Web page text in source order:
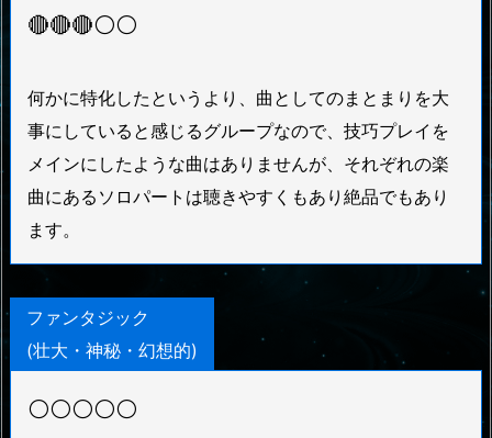
🔴🔴🔴⚪⚪
何かに特化したというより、曲としてのまとまりを大
事にしていると感じるグループなので、技巧プレイを
メインにしたような曲はありませんが、それぞれの楽
曲にあるソロパートは聴きやすくもあり絶品でもあり
ます。
ファンタジック
(壮大・神秘・幻想的)
⚪⚪⚪⚪⚪